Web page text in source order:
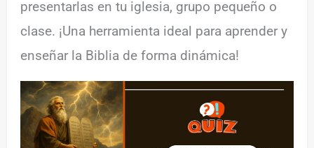
presentarlas en tu iglesia, grupo pequeño o
clase. ¡Una herramienta ideal para aprender y
enseñar la Biblia de forma dinámica!